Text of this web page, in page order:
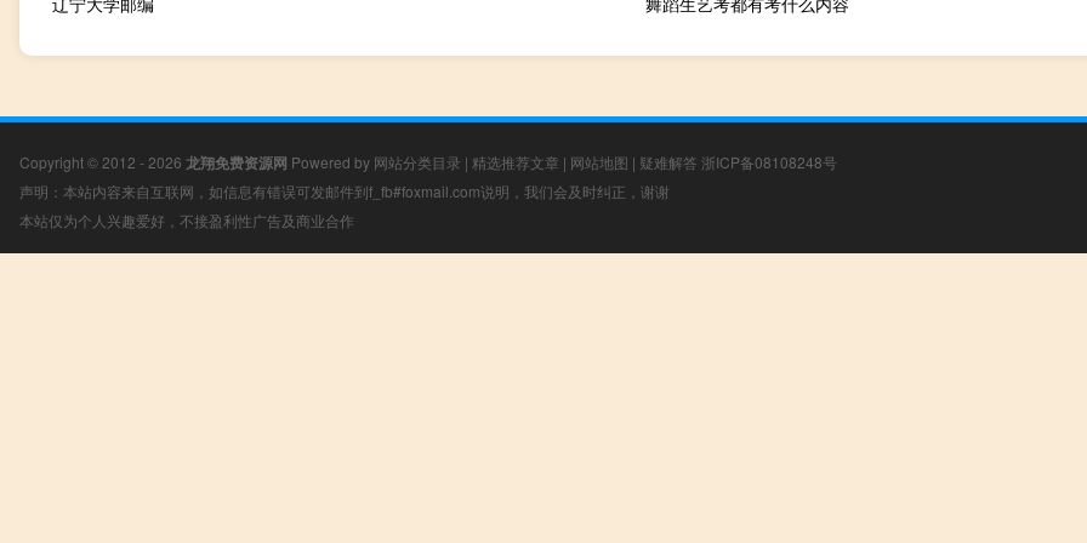
Copyright © 2012 - 2026 龙翔免费资源网 Powered by 网站分类目录 | 精选推荐文章 | 网站地图 | 疑难解答 浙ICP备08108248号
声明：本站内容来自互联网，如信息有错误可发邮件到f_fb#foxmail.com说明，我们会及时纠正，谢谢
本站仅为个人兴趣爱好，不接盈利性广告及商业合作